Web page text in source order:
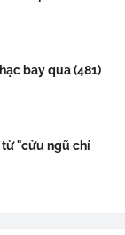
bay qua (481)
"cửu ngũ chí